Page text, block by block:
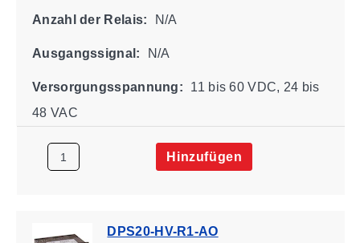
Anzahl der Relais: N/A
Ausgangssignal: N/A
Versorgungsspannung:
11 bis 60 VDC, 24 bis
48 VAC
Hinzufügen
DPS20-HV-R1-AO